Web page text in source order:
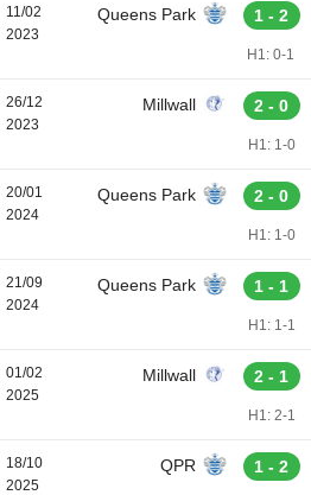
11/02
2023
Queens Park 1 - 2
H1: 0-1
26/12
2023
Millwall 2 - 0
H1: 1-0
20/01
2024
Queens Park 2 - 0
H1: 1-0
21/09
2024
Queens Park 1 - 1
H1: 1-1
01/02
2025
Millwall 2 - 1
H1: 2-1
18/10
2025
QPR 1 - 2